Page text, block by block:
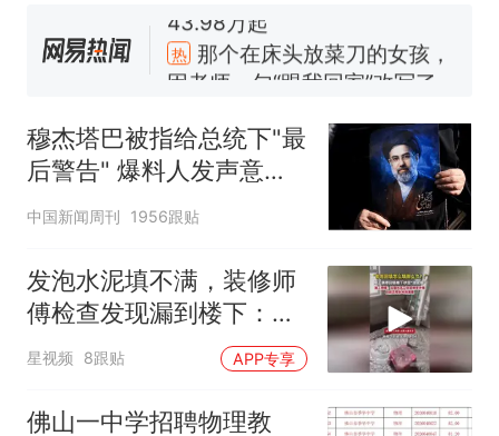
热 那个在床头放菜刀的女孩，
因老师一句“跟我回家”改写了
号，仅凭视频评出？中国烹饪
协会回应
笔试第一被第二名传话劝弃考
官方通报
佛山一中学招聘物理教师，笔
已叫停招聘，成立调查组全面
核查
台风"白海豚"中心附近最大风
力已达15级 最新研判
享界G9车型预售价公布：
43.98万起
因老师一句“跟我回家”改写了
穆杰塔巴被指给总统下"最
后警告" 爆料人发声意味
深长
中国新闻周刊 1956跟贴
发泡水泥填不满，装修师
傅检查发现漏到楼下：出
风口未延伸到外墙
星视频 8跟贴 APP专享
佛山一中学招聘物理教